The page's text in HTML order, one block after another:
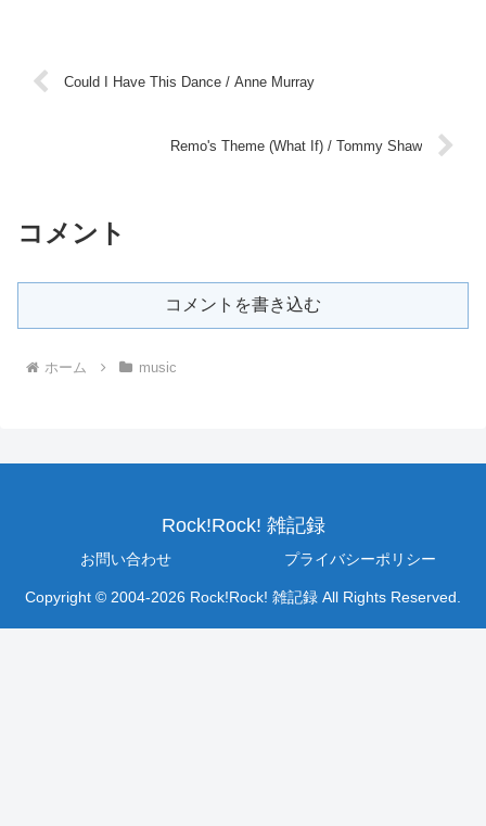
Could I Have This Dance / Anne Murray
Remo's Theme (What If) / Tommy Shaw
コメント
コメントを書き込む
ホーム music
Rock!Rock! 雑記録
お問い合わせ プライバシーポリシー
Copyright © 2004-2026 Rock!Rock! 雑記録 All Rights Reserved.